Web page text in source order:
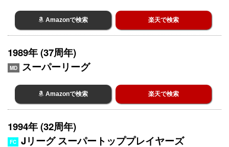
Amazonで検索 楽天で検索
1989年 (37周年)
MD スーパーリーグ
Amazonで検索 楽天で検索
1994年 (32周年)
FC Jリーグ スーパートッププレイヤーズ